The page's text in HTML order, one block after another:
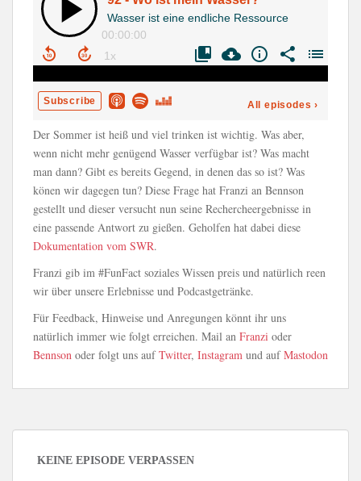
Der Sommer ist heiß und viel trinken ist wichtig. Was aber,
wenn nicht mehr genügend Wasser verfügbar ist? Was macht
man dann? Gibt es bereits Gegend, in denen das so ist? Was
könen wir dagegen tun? Diese Frage hat Franzi an Bennson
gestellt und dieser versucht nun seine Rechercheergebnisse in
eine passende Antwort zu gießen. Geholfen hat dabei diese
Dokumentation vom SWR.
Franzi gib im #FunFact soziales Wissen preis und natürlich reen
wir über unsere Erlebnisse und Podcastgetränke.
Für Feedback, Hinweise und Anregungen könnt ihr uns
natürlich immer wie folgt erreichen. Mail an Franzi oder
Bennson oder folgt uns aufTwitter, Instagram und aufMastodon
KEINE EPISODE VERPASSEN